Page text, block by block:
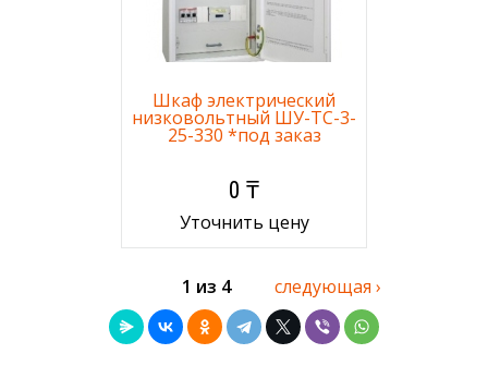
Шкаф электрический
низковольтный ШУ-ТС-3-
25-330 *под заказ
0 ₸
Уточнить цену
1 из 4 следующая ›